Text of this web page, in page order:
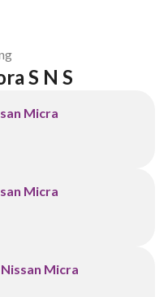
S N S
Micra
Micra
Nissan Micra